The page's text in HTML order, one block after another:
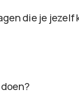
die je jezelf